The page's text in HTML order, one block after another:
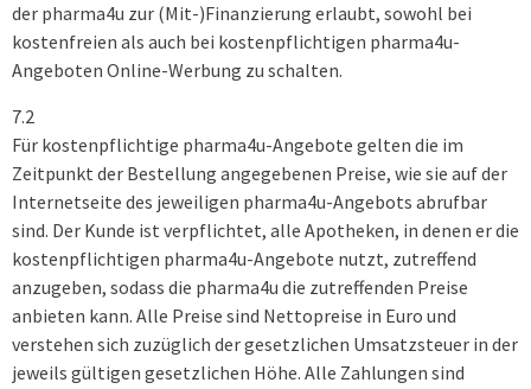
der pharma4u zur (Mit-)Finanzierung erlaubt, sowohl bei
kostenfreien als auch bei kostenpflichtigen pharma4u-
Angeboten Online-Werbung zu schalten.
7.2
Für kostenpflichtige pharma4u-Angebote gelten die im
Zeitpunkt der Bestellung angegebenen Preise, wie sie auf der
Internetseite des jeweiligen pharma4u-Angebots abrufbar
sind. Der Kunde ist verpflichtet, alle Apotheken, in denen er die
kostenpflichtigen pharma4u-Angebote nutzt, zutreffend
anzugeben, sodass die pharma4u die zutreffenden Preise
anbieten kann. Alle Preise sind Nettopreise in Euro und
verstehen sich zuzüglich der gesetzlichen Umsatzsteuer in der
jeweils gültigen gesetzlichen Höhe. Alle Zahlungen sind